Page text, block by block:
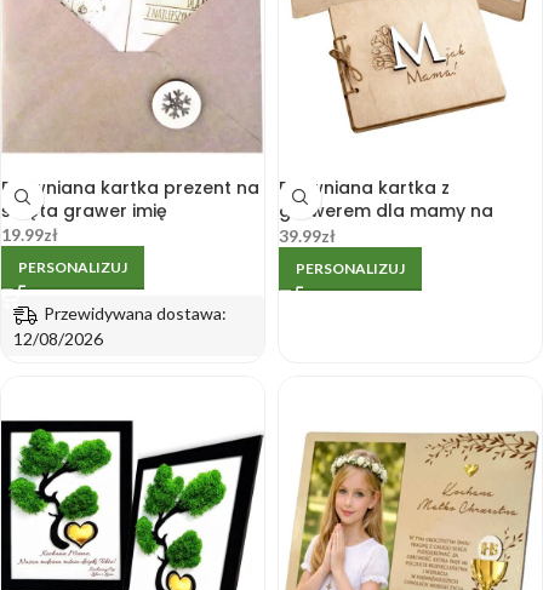
Drewniana kartka prezent na
święta grawer imię
19.99zł
PERSONALIZUJ
Przewidywana dostawa:
12/08/2026
Drewniana kartka z
grawerem dla mamy na
pierwszy Dzień Matki 17×17 cm
39.99zł
PERSONALIZUJ